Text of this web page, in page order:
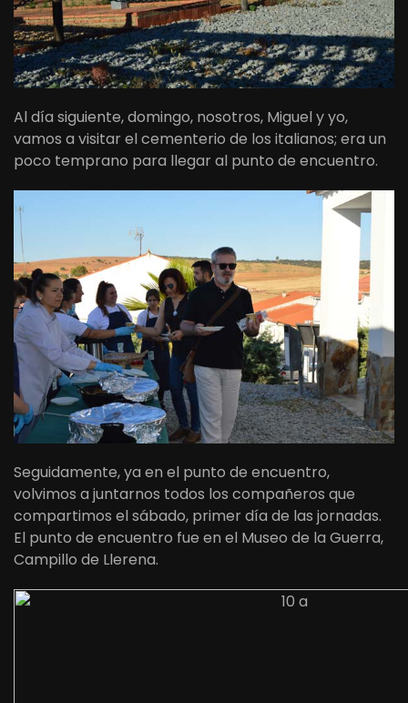
Al día siguiente, domingo, nosotros, Miguel y yo,
vamos a visitar el cementerio de los italianos; era un
poco temprano para llegar al punto de encuentro.
Seguidamente, ya en el punto de encuentro,
volvimos a juntarnos todos los compañeros que
compartimos el sábado, primer día de las jornadas.
El punto de encuentro fue en el Museo de la Guerra,
Campillo de Llerena.